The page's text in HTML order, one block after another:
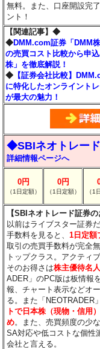
無料。また、口座開設完
ント！
【関連記事】◆
◆DMM.com証券「DMM
の売買コスト比較から申
株」を徹底解説！
◆ 【証券会社比較】
に特化したオンライント
が最大の魅力！
◆SBIネオトレード
詳細情報ページへ
0円
（1日定額）
0円
（1日定額） （1
【SBIネオトレード証券
以前はライブスター証券
手数料を見ると、1日定額
取引の売買手数料が完全
トップクラス。アクティ
そのお得さは株主優待名
ADER」のPC版は板情報
報、チャート表示などオ
る。また「NEOTRADER
トで日本株（現物・信用
め。また、売買頻度の少
SA対応や低コストな個性
会社と言える。